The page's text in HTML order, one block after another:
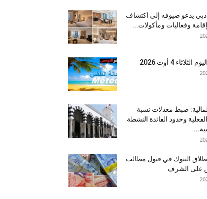
يدعو ضيوفه إلى اكتشاف
وفعاليات ومأكولات...
4 أوت 2026
ضبط معدلات نسبة
الفعلية وحدود الفائدة النشطة
البنوك في قبول مطالب
على الشرف